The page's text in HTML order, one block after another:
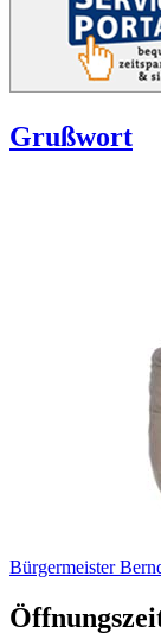
Grußwort
Bürgermeister